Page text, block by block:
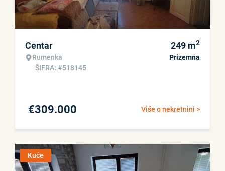
Centar
Rumenka
ŠIFRA: #518145
249 m2
Prizemna
Više o nekretnini >
€309.000
Kuće